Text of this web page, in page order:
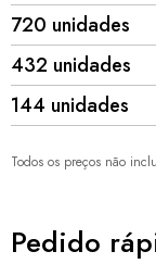
720 unidades
432 unidades
144 unidades
Todos os preços não
Pedido